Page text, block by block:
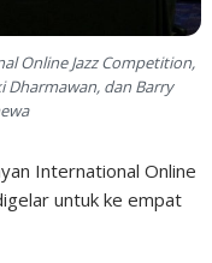
Online Jazz Competition,
Dharmawan, dan Barry
International Online
untuk ke empat